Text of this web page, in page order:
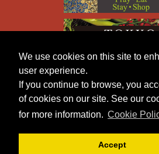
We use cookies on this site to
user experience.
If you continue to browse, you
of cookies on our site. See our
for more information. Cookie
Accept